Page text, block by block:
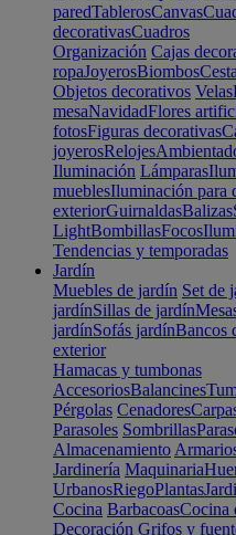
paredTablerosCanvas
decorativasCuadros
Organización Cajas
ropaJoyerosBiombos
Objetos decorativos Velas
mesaNavidadFlores
fotosFiguras decorativas
joyerosRelojes
Iluminación Lámparas
mueblesIluminación para
exteriorGuirnaldasBalizas
LightBombillasFocos
Tendencias y temporadas
Jardín
Muebles de jardín Set de
jardínSillas de jardín
jardínSofás jardínBancos
exterior
Hamacas y tumbonas
AccesoriosBalancines
Pérgolas Cenadores
Parasoles Sombrillas
Almacenamiento
Jardinería Maquinaria
UrbanosRiegoPlantas
Cocina BarbacoasCocina
Decoración Grifos y